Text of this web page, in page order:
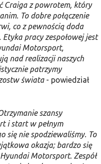
Craiga z powrotem, który
To dobre połączenie
co z pewnością doda
pracy zespołowej jest
Motorsport,
nad realizacji naszych
patrzymy
świata- powiedział
szansy
i start w pełnym
się nie spodziewaliśmy. To
okazja; bardzo się
Motorsport. Zespół